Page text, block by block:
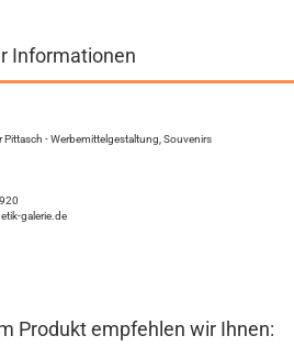
Informationen
Pittasch - Werbemittelgestaltung, Souvenirs
galerie.de
Produkt empfehlen wir Ihnen: